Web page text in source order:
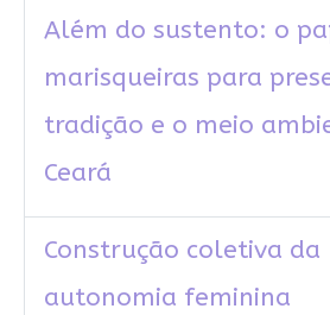
Além do sustento: o
marisqueiras para
tradição e o meio
Ceará
Construção coletiva da
autonomia feminina